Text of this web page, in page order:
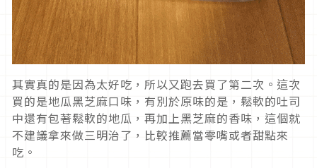
其實真的是因為太好吃，所以又跑去買了第二次。這次
買的是地瓜黑芝麻口味，有別於原味的是，鬆軟的吐司
中還有包著鬆軟的地瓜，再加上黑芝麻的香味，這個就
不建議拿來做三明治了，比較推薦當零嘴或者甜點來
吃。